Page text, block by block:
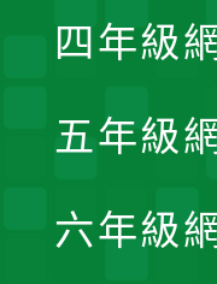
四年級
五年級
六年級